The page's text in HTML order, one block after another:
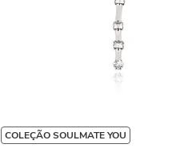
COLEÇÃO SOULMATE YOU